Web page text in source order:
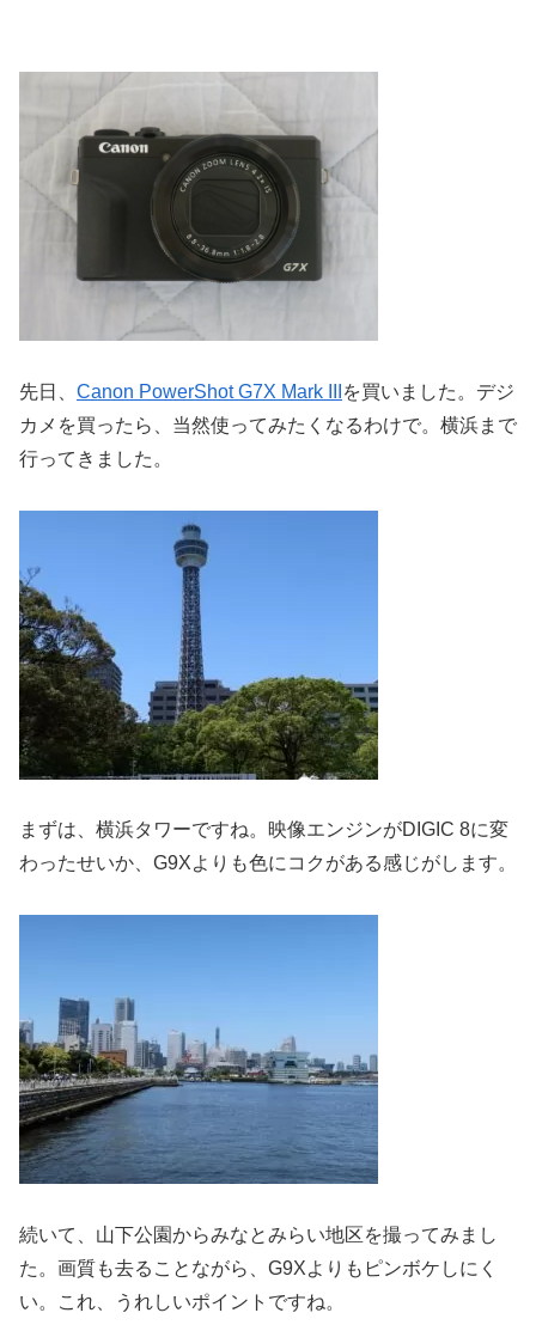
先日、 Canon PowerShot G7X Mark III
を買いました。デジ
カメを買ったら、当然使ってみたくなるわけで。横浜まで
行ってきました。
まずは、横浜タワーですね。映像エンジンがDIGIC 8に変
わったせいか、G9Xよりも色にコクがある感じがします。
続いて、山下公園からみなとみらい地区を撮ってみまし
た。画質も去ることながら、G9Xよりもピンボケしにく
い。これ、うれしいポイントですね。